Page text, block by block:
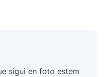
sigui en foto estem